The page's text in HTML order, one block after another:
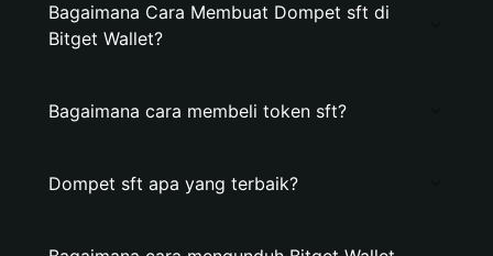
Bagaimana Cara Membuat Dompet sft di
Bitget Wallet?
Bagaimana cara membeli token sft?
Dompet sft apa yang terbaik?